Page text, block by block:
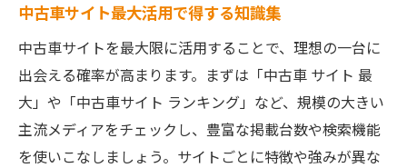
中古車サイト最大活用で得する知識集
中古車サイトを最大限に活用することで、理想の一台に
出会える確率が高まります。まずは「中古車 サイト 最
大」や「中古車サイト ランキング」など、規模の大きい
主流メディアをチェックし、豊富な掲載台数や検索機能
を使いこなしましょう。サイトごとに特徴や強みが異な